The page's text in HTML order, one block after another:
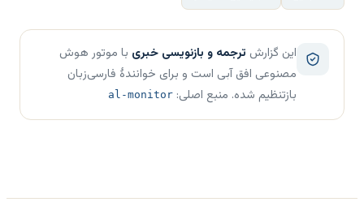
این گزارش ترجمه و بازنویسی خبری با موتور هوش
مصنوعی افق آبی است و برای خوانندهٔ فارسی‌زبان
بازتنظیم شده. منبع اصلی: al-monitor